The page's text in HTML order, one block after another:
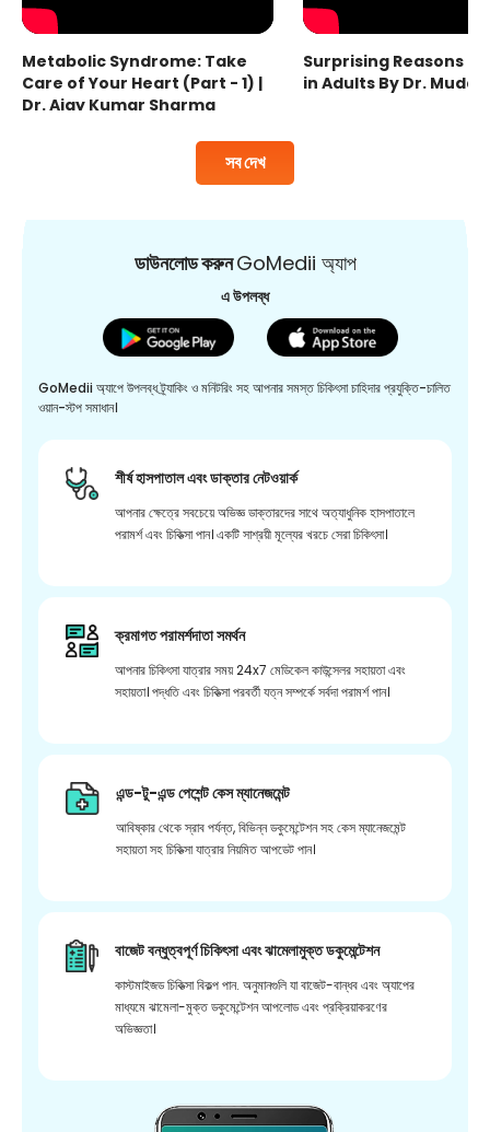
সব দেখ
Metabolic Syndrome: Take
Care of Your Heart (Part - 1) |
Dr. Ajay Kumar Sharma
Surprising Reasons
in Adults By Dr.
ডাউনলোড করুনGoMedii অ্যাপ
এ উপলব্ধ
GoMedii অ্যাপে উপলব্ধ ট্র্যাকিং ও মনিটরিং সহ আপনার সমস্ত চিকিৎসা চাহিদার প্রযুক্তি-চালিত
ওয়ান-স্টপ সমাধান।
শীর্ষ হাসপাতাল এবং ডাক্তার নেটওয়ার্ক
আপনার ক্ষেত্রে সবচেয়ে অভিজ্ঞ ডাক্তারদের সাথে অত্যাধুনিক হাসপাতালে
পরামর্শ এবং চিকিত্সা পান। একটি সাশ্রয়ী মূল্যের খরচে সেরা চিকিৎসা।
ক্রমাগত পরামর্শদাতা সমর্থন
আপনার চিকিৎসা যাত্রার সময় 24x7 মেডিকেল কাউন্সেলর সহায়তা এবং
সহায়তা। পদ্ধতি এবং চিকিত্সা পরবর্তী যত্ন সম্পর্কে সর্বদা পরামর্শ পান।
এন্ড-টু-এন্ড পেশেন্ট কেস ম্যানেজমেন্ট
আবিষ্কার থেকে স্রাব পর্যন্ত, বিভিন্ন ডকুমেন্টেশন সহ কেস ম্যানেজমেন্ট
সহায়তা সহ চিকিত্সা যাত্রার নিয়মিত আপডেট পান।
বাজেট বন্ধুত্বপূর্ণ চিকিৎসা এবং ঝামেলামুক্ত ডকুমেন্টেশন
কাস্টমাইজড চিকিত্সা বিকল্প পান. অনুমানগুলি যা বাজেট-বান্ধব এবং অ্যাপের
মাধ্যমে ঝামেলা-মুক্ত ডকুমেন্টেশন আপলোড এবং প্রক্রিয়াকরণের
অভিজ্ঞতা।